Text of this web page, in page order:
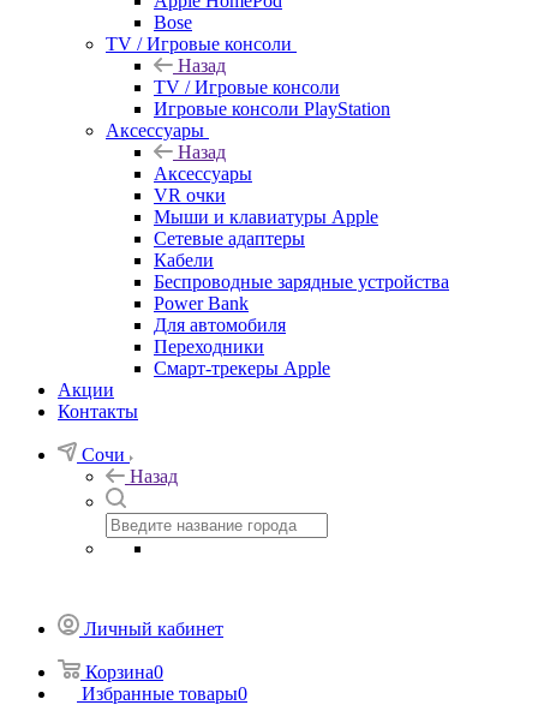
Bose
TV / Игровые консоли
Назад
TV / Игровые консоли
Игровые консоли PlayStation
Аксессуары
Назад
Аксессуары
VR очки
Мыши и клавиатуры Apple
Сетевые адаптеры
Кабели
Беспроводные зарядные устройства
Power Bank
Для автомобиля
Переходники
Смарт-трекеры Apple
Акции
Контакты
Сочи
Назад
Личный кабинет
Корзина0
Избранные товары0